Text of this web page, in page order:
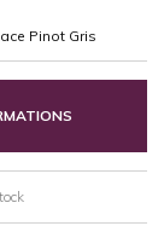
Pinot Gris